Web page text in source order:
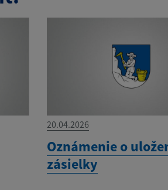
20.04.2026
Oznámenie o
zásielky